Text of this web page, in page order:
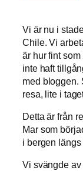
Vi är nu i
Chile. Vi
är hur fint
inte haft
med bloggen.
resa, lite i
Detta är från
Mar som
i bergen
Vi svängde